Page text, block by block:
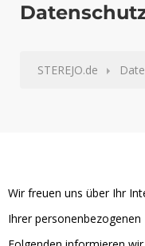
STEREJO.de
Wir freuen uns über Ihr
Ihrer